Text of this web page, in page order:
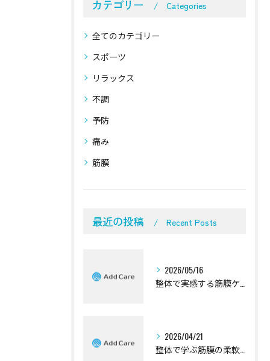
カテゴリー Categories
全てのカテゴリー
スポーツ
リラックス
不調
予防
痛み
筋膜
最近の投稿 Recent Posts
2026/05/16
2026/04/21